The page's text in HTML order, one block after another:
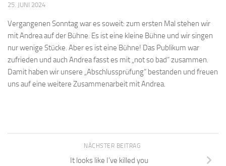
25. JUNI 2024
Vergangenen Sonntag war es soweit: zum ersten Mal stehen wir
mit Andrea auf der Bühne. Es ist eine kleine Bühne und wir singen
nur wenige Stücke. Aber es ist eine Bühne! Das Publikum war
zufrieden und auch Andrea fasst es mit „not so bad“ zusammen.
Damit haben wir unsere „Abschlussprüfung“ bestanden und freuen
uns auf eine weitere Zusammenarbeit mit Andrea.
NÄCHSTER BEITRAG
It looks like I’ve killed you